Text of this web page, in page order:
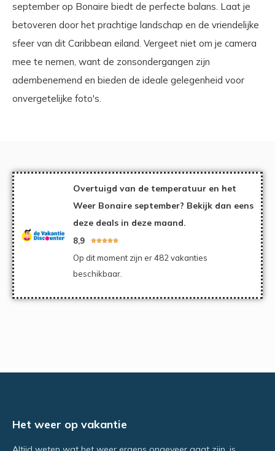
september op Bonaire biedt de perfecte balans. Laat je
betoveren door het prachtige landschap en de vriendelijke
sfeer van dit Caribbean eiland. Vergeet niet om je camera
mee te nemen, want de zonsondergangen zijn
adembenemend en bieden de ideale gelegenheid voor
onvergetelijke foto's.
Overtuigd van de temperatuur en het
Weer Bonaire september? Bekijk dan eens
deze deals in deze maand.
8,9 
Op dit moment zijn er 482 vakanties
beschikbaar.
Het weer op vakantie